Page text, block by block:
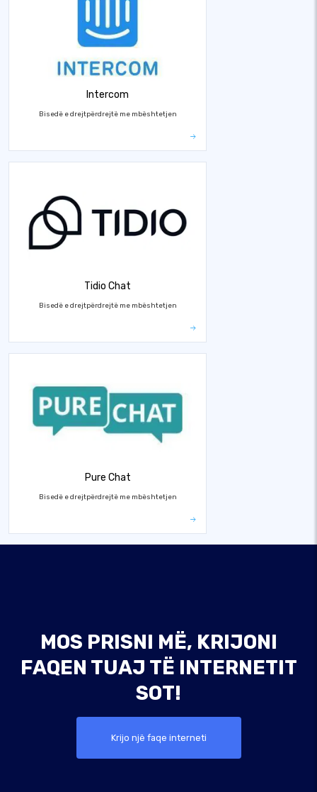
Intercom
Bisedë e drejtpërdrejtë me mbështetjen
Tidio Chat
Bisedë e drejtpërdrejtë me mbështetjen
Pure Chat
Bisedë e drejtpërdrejtë me mbështetjen
MOS PRISNI MË, KRIJONI
FAQEN TUAJ TË INTERNETIT
SOT!
Krijo një faqe interneti